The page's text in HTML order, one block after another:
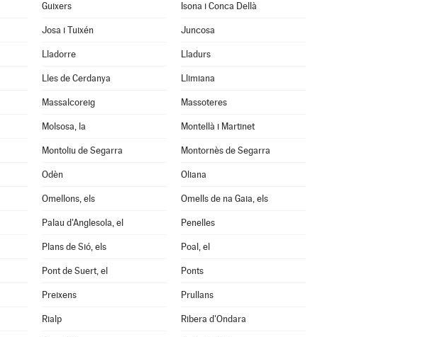
Guixers Isona i Conca Dellà
Josa i Tuixén Juncosa
Lladorre Lladurs
Lles de Cerdanya Llimiana
Massalcoreig Massoteres
Molsosa, la Montellà i Martinet
Montoliu de Segarra Montornès de Segarra
Odèn Oliana
Omellons, els Omells de na Gaia, els
Palau d'Anglesola, el Penelles
Plans de Sió, els Poal, el
Pont de Suert, el Ponts
Preixens Prullans
Rialp Ribera d'Ondara